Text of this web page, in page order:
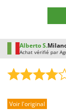
Alberto S.
Achat vérifié par
Prestations
Voir l'original